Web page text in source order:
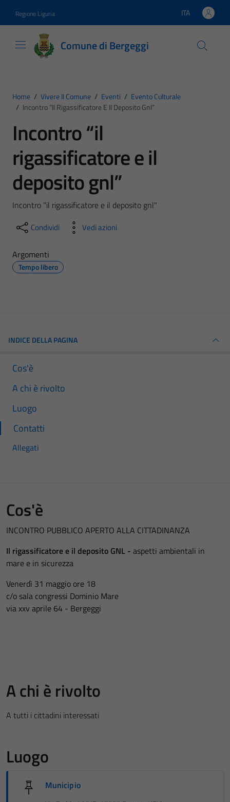
Regione Liguria Lingua attiva:
ITA
Comune di Bergeggi
Home / Vivere Il Comune / Eventi / Evento Culturale
/ Incontro “il Rigassificatore E Il Deposito Gnl”
Incontro “il
rigassificatore e il
deposito gnl”
Incontro "il rigassificatore e il deposito gnl"
Condividi Vedi azioni
Argomenti
Tempo libero
INDICE DELLA PAGINA
Cos'è
A chi è rivolto
Luogo
Contatti
Allegati
Cos'è
INCONTRO PUBBLICO APERTO ALLA CITTADINANZA
Il rigassificatore e il deposito GNL - aspetti ambientali in
mare e in sicurezza
Venerdì 31 maggio ore 18
c/o sala congressi Dominio Mare
via xxv aprile 64 - Bergeggi
A chi è rivolto
A tutti i cittadini interessati
Luogo
Municipio